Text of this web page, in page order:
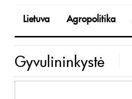
Lietuva Agropolitika
Gyvulininkystė